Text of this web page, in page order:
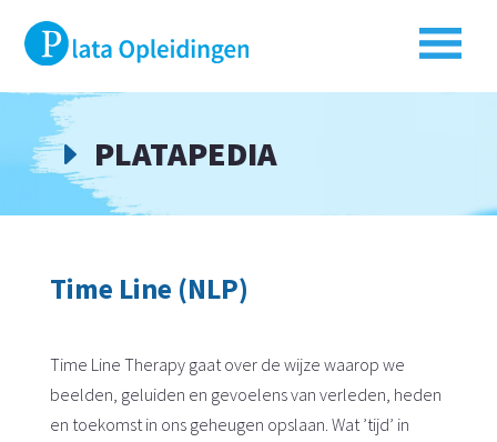
E PLATAPEDIA
Time Line (NLP)
Time Line Therapy gaat over de wijze waarop we
beelden, geluiden en gevoelens van verleden, heden
en toekomst in ons geheugen opslaan. Wat ’tijd’ in